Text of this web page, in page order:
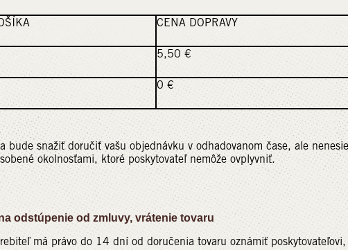
CENA DOPRAVY
5,50 €
0 €
bude snažiť doručiť vašu objednávku v odhadovanom čase, ale
okolnosťami, ktoré poskytovateľ nemôže ovplyvniť.
od zmluvy, vrátenie tovaru
má právo do 14 dní od doručenia tovaru oznámiť